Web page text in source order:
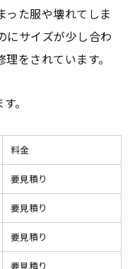
った服や壊れてしま
にサイズが少し合わ
をされています。
。
料金
要見積り
要見積り
要見積り
要見積り